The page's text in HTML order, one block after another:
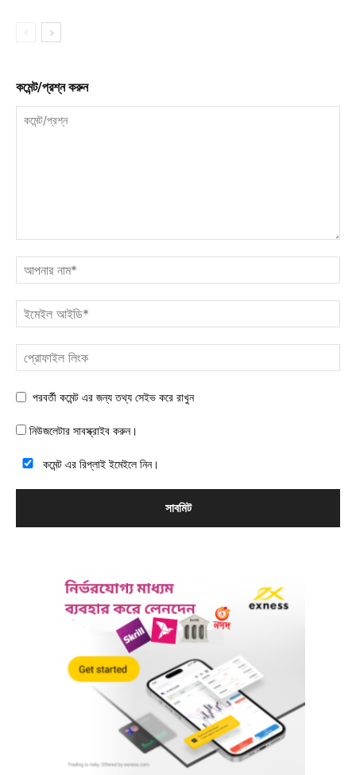
কমেন্ট/প্রশ্ন করুন
পরবর্তী কমেন্ট এর জন্য তথ্য সেইভ করে রাখুন
নিউজলেটার সাবস্ক্রাইব করুন।
কমেন্ট এর রিপ্লাই ইমেইলে নিন।